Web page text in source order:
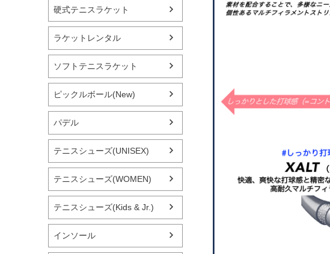
硬式テニスラケット
ラケットレンタル
ソフトテニスラケット
ピックルボール(New)
パデル
テニスシューズ(UNISEX)
テニスシューズ(WOMEN)
テニスシューズ(Kids & Jr.)
インソール